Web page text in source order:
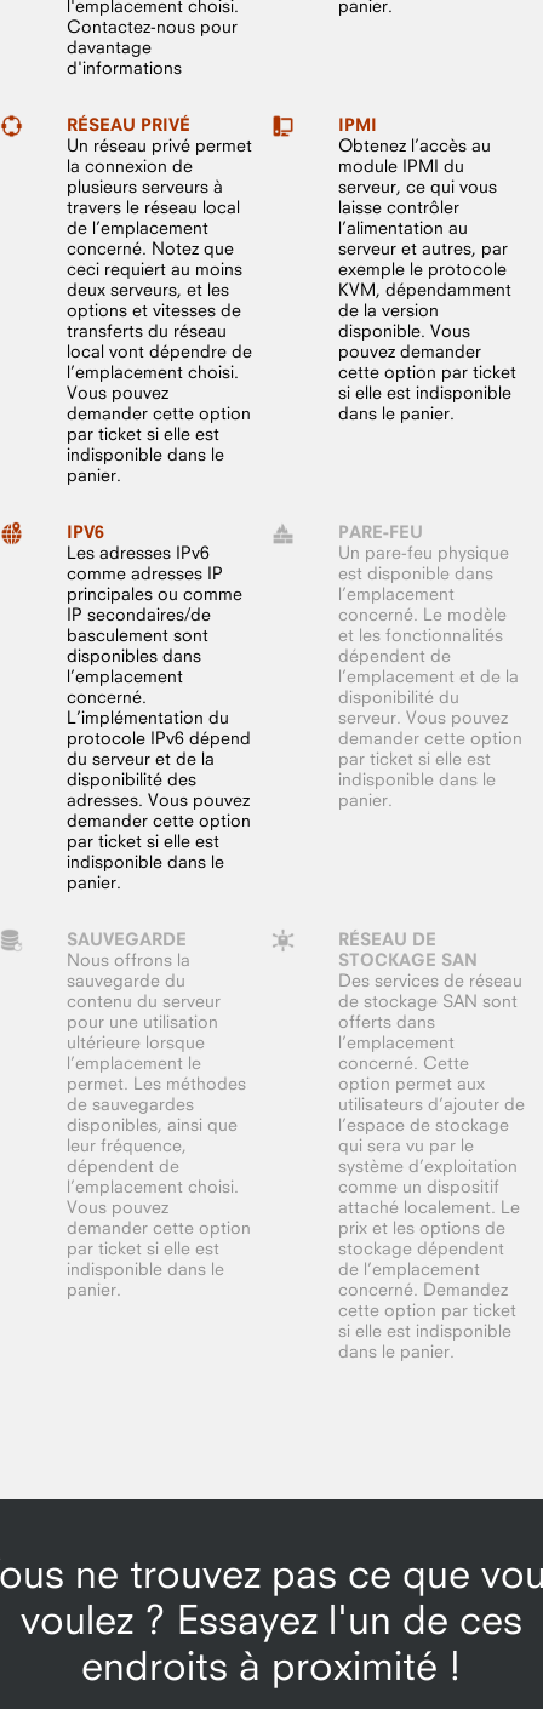
l'emplacement choisi.
Contactez-nous pour
davantage
d'informations
panier.
RÉSEAU PRIVÉ
Un réseau privé permet
la connexion de
plusieurs serveurs à
travers le réseau local
de l’emplacement
concerné. Notez que
ceci requiert au moins
deux serveurs, et les
options et vitesses de
transferts du réseau
local vont dépendre de
l’emplacement choisi.
Vous pouvez
demander cette option
par ticket si elle est
indisponible dans le
panier.
IPMI
Obtenez l’accès au
module IPMI du
serveur, ce qui vous
laisse contrôler
l’alimentation au
serveur et autres, par
exemple le protocole
KVM, dépendamment
de la version
disponible. Vous
pouvez demander
cette option par ticket
si elle est indisponible
dans le panier.
IPV6
Les adresses IPv6
comme adresses IP
principales ou comme
IP secondaires/de
basculement sont
disponibles dans
l’emplacement
concerné.
L’implémentation du
protocole IPv6 dépend
du serveur et de la
disponibilité des
adresses. Vous pouvez
demander cette option
par ticket si elle est
indisponible dans le
panier.
PARE-FEU
Un pare-feu physique
est disponible dans
l’emplacement
concerné. Le modèle
et les fonctionnalités
dépendent de
l’emplacement et de la
disponibilité du
serveur. Vous pouvez
demander cette option
par ticket si elle est
indisponible dans le
panier.
SAUVEGARDE
Nous offrons la
sauvegarde du
contenu du serveur
pour une utilisation
ultérieure lorsque
l’emplacement le
permet. Les méthodes
de sauvegardes
disponibles, ainsi que
leur fréquence,
dépendent de
l’emplacement choisi.
Vous pouvez
demander cette option
par ticket si elle est
indisponible dans le
panier.
RÉSEAU DE
STOCKAGE SAN
Des services de réseau
de stockage SAN sont
offerts dans
l’emplacement
concerné. Cette
option permet aux
utilisateurs d’ajouter de
l’espace de stockage
qui sera vu par le
système d’exploitation
comme un dispositif
attaché localement. Le
prix et les options de
stockage dépendent
de l’emplacement
concerné. Demandez
cette option par ticket
si elle est indisponible
dans le panier.
ne trouvez pas ce que
voulez ? Essayez l'un de ces
endroits à proximité !